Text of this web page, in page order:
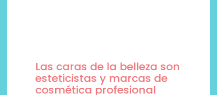
Las caras de la belleza son
esteticistas y marcas de
cosmética profesional